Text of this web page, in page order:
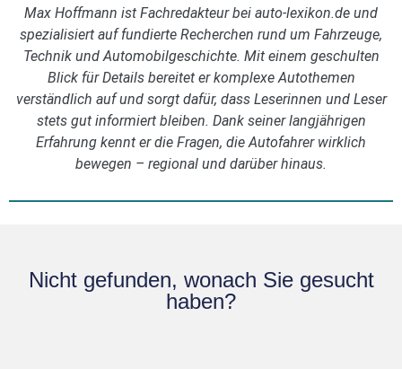
Max Hoffmann ist Fachredakteur bei auto-lexikon.de und
spezialisiert auf fundierte Recherchen rund um Fahrzeuge,
Technik und Automobilgeschichte. Mit einem geschulten
Blick für Details bereitet er komplexe Autothemen
verständlich auf und sorgt dafür, dass Leserinnen und Leser
stets gut informiert bleiben. Dank seiner langjährigen
Erfahrung kennt er die Fragen, die Autofahrer wirklich
bewegen – regional und darüber hinaus.
Nicht gefunden, wonach Sie gesucht
haben?